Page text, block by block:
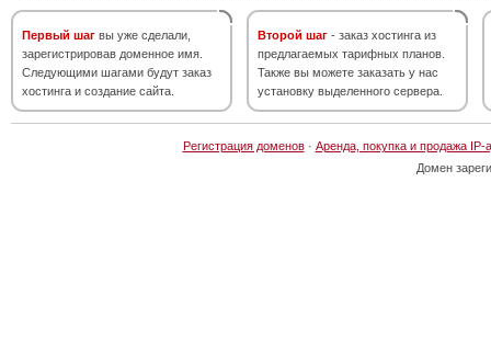
Первый шаг вы уже сделали,
зарегистрировав доменное имя.
Следующими шагами будут заказ
хостинга и создание сайта.
Второй шаг - заказ хостинга из
предлагаемых тарифных планов.
Также вы можете заказать у нас
установку выделенного сервера.
Регистрация доменов· Аренда, покупка и продажа IP-
Домен